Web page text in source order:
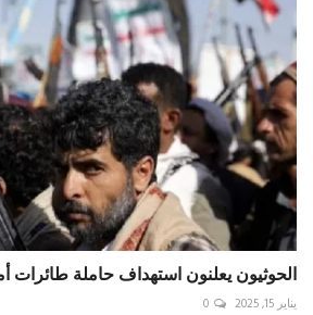
الحوثيون يعلنون استهداف حاملة طائرات
يناير 15, 2025 0